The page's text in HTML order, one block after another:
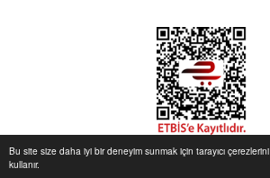
Bu site size daha iyi bir deneyim sunmak için tarayıcı çerezlerini
kullanır.